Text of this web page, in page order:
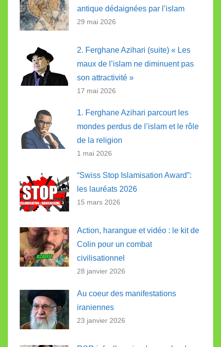
antique dédaignées par l’islam
29 mai 2026
2. Ferghane Azihari (suite) « Les
maux de l’islam ne diminuent pas
son attractivité »
17 mai 2026
1. Ferghane Azihari parcourt les
mondes perdus de l’islam et le rôle
de la religion
1 mai 2026
“Swiss Stop Islamisation Award”:
les lauréats 2026
15 mars 2026
Action, harangue et vidéo : le kit de
Colin pour un combat
civilisationnel
28 janvier 2026
Au coeur des manifestations
iraniennes
23 janvier 2026